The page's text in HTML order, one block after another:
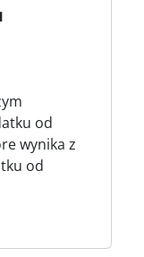
od
wynika z
od